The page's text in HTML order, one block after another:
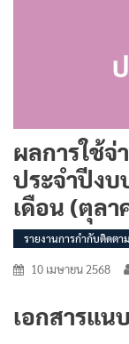
ผลการใช้จ่
ประจำปีง
เดือน (ตุล
รายงานการกำกับติดตา
10 เมษายน 2568
เอกสารแนบ